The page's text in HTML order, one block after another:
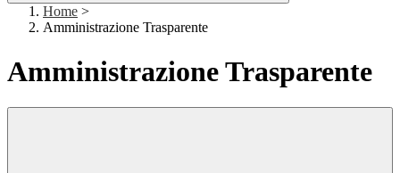
Home >
Amministrazione Trasparente
Amministrazione Trasparente